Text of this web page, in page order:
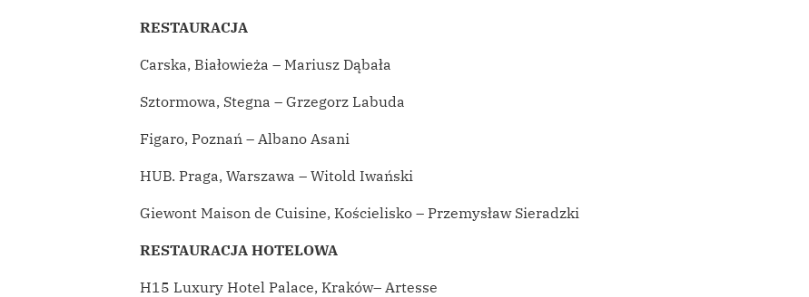
RESTAURACJA
Carska, Białowieża – Mariusz Dąbała
Sztormowa, Stegna – Grzegorz Labuda
Figaro, Poznań – Albano Asani
HUB. Praga, Warszawa – Witold Iwański
Giewont Maison de Cuisine, Kościelisko – Przemysław Sieradzki
RESTAURACJA HOTELOWA
H15 Luxury Hotel Palace, Kraków– Artesse